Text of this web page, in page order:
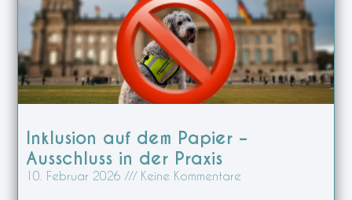
Inklusion auf dem Papier –
Ausschluss in der Praxis
10. Februar 2026 Keine Kommentare